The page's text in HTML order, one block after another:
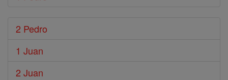
2 Pedro
1 Juan
2 Juan